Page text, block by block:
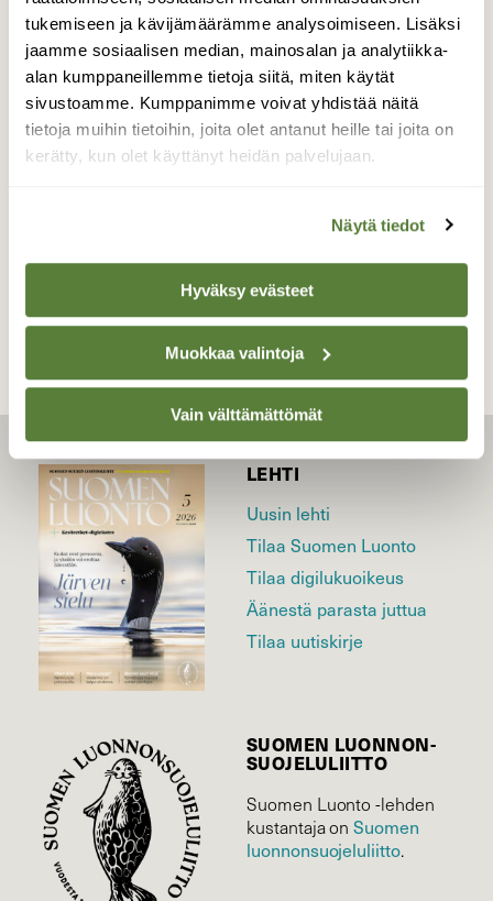
tukemiseen ja kävijämäärämme analysoimiseen. Lisäksi
jaamme sosiaalisen median, mainosalan ja analytiikka-
alan kumppaneillemme tietoja siitä, miten käytät
sivustoamme. Kumppanimme voivat yhdistää näitä
tietoja muihin tietoihin, joita olet antanut heille tai joita on
kerätty, kun olet käyttänyt heidän palvelujaan.
Näytä tiedot
Hyväksy evästeet
Muokkaa valintoja
Vain välttämättömät
Vihervarpunen
Kävi juomassa ja kylpemässä.
Valokuvaaja: Reijo Juurinen, Veikkola Huhtikuu
TAKAISIN LISTAAN
LEHTI
Uusin lehti
Tilaa Suomen Luonto
Tilaa digilukuoikeus
Äänestä parasta juttua
Tilaa uutiskirje
SUOMEN LUONNON­
SUOJELU­LIITTO
Suomen Luonto -lehden
kustantaja onSuomen
luonnonsuojelu­liitto.